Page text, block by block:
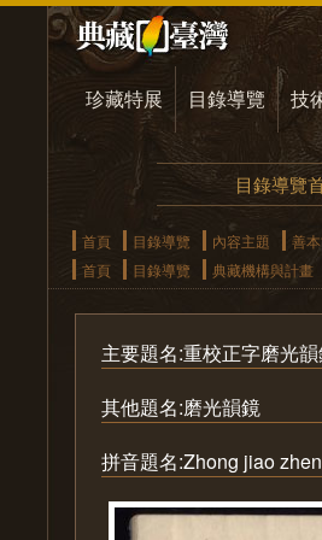
珍藏特展 目錄導覽 技
目錄導覽
首頁 目錄導覽 內容主題 善
首頁
目錄導覽 典藏機構與計畫
主要題名:重校正字磨光
其他題名:磨光韻鏡
拼音題名:Zhong jiao